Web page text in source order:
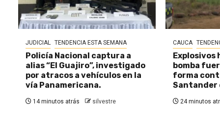
JUDICIAL TENDENCIA ESTA SEMANA
Policía Nacional captura a
alias “El Guajiro”, investigado
por atracos a vehículos en la
vía Panamericana.
14 minutos atrás silvestre
CAUCA
Explosivos
bomba
forma
Santander
24 minutos